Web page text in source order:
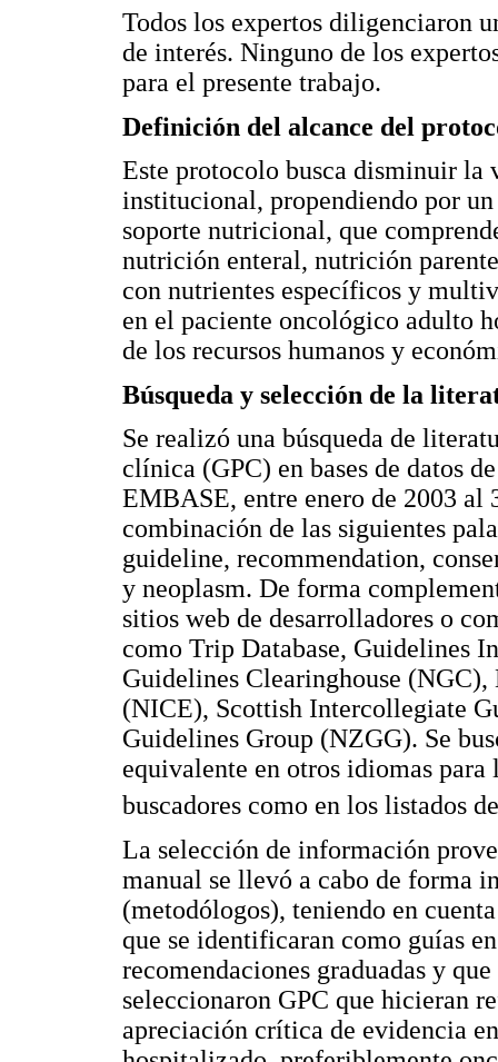
Todos los expertos diligenciaron
de interés. Ninguno de los
para el presente trabajo.
Definición del alcance del
Este protocolo busca disminuir
institucional, propendiendo por
soporte nutricional, que
nutrición enteral, nutrición
con nutrientes específicos y
en el paciente oncológico adulto
de los recursos humanos y
Búsqueda y selección de la
Se realizó una búsqueda de
clínica (GPC) en bases de datos
EMBASE, entre enero de 2003 al
combinación de las siguientes
guideline, recommendation,
y neoplasm. De forma
sitios web de desarrolladores o
como Trip Database, Guidelines
Guidelines Clearinghouse
(NICE), Scottish Intercollegiate
Guidelines Group (NZGG). Se
equivalente en otros idiomas
buscadores como en los listados
La selección de información
manual se llevó a cabo de forma
(metodólogos), teniendo en
que se identificaran como guías
recomendaciones graduadas y
seleccionaron GPC que hicieran
apreciación crítica de evidencia